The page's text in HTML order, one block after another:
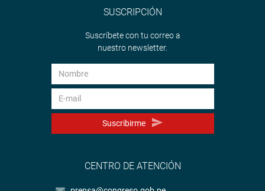
SUSCRIPCIÓN
Suscríbete con tu correo a
nuestro newsletter.
Suscribirme
CENTRO DE ATENCIÓN